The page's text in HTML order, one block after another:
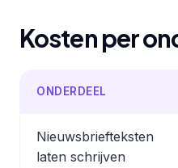
Kosten per
ONDERDEEL
Nieuwsbriefteksten
laten schrijven